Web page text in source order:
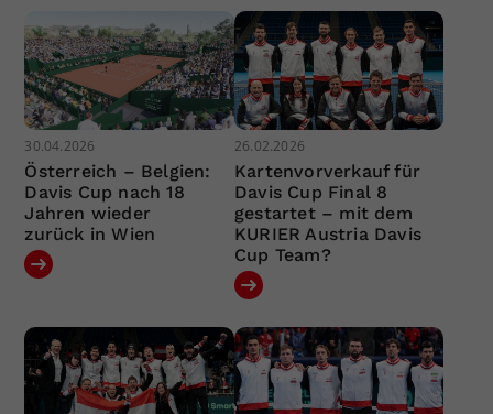
30.04.2026
Österreich – Belgien:
Davis Cup nach 18
Jahren wieder
zurück in Wien
26.02.2026
Kartenvorverkauf für
Davis Cup Final 8
gestartet – mit dem
KURIER Austria Davis
Cup Team?